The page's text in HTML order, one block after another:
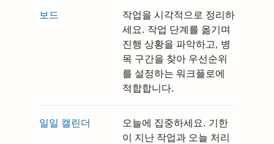
보드
작업을 시각적으로 정리하
세요. 작업 단계를 옮기며
진행 상황을 파악하고, 병
목 구간을 찾아 우선순위
를 설정하는 워크플로에
적합합니다.
일일 캘린더
오늘에 집중하세요. 기한
이 지난 작업과 오늘 처리